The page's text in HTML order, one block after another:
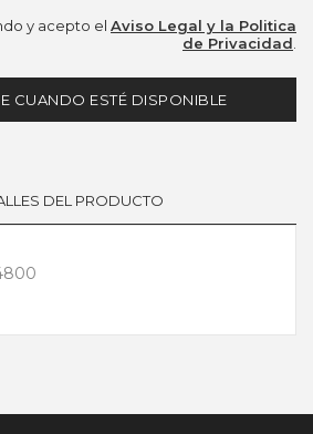
y acepto el Aviso Legal y la Politica
de Privacidad
CUANDO ESTÉ DISPONIBLE
DEL PRODUCTO